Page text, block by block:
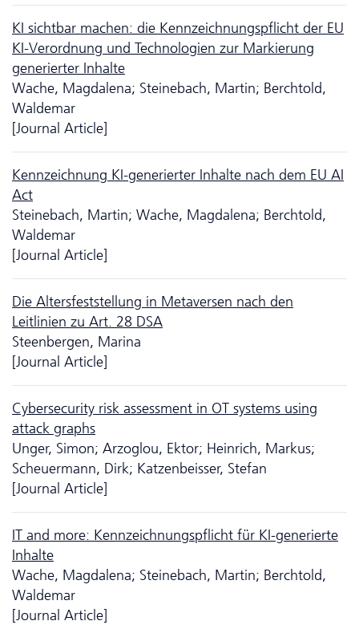
KI sichtbar machen: die Kennzeichnungspflicht der EU
KI-Verordnung und Tech­no­logien zur Markierung
generierter Inhalte
Wache, Magdalena; Steinebach, Martin; Berchtold,
Waldemar
[Journal Article]
Kennzeichnung KI-generierter Inhalte nach dem EU AI
Act
Steinebach, Martin; Wache, Magdalena; Berchtold,
Waldemar
[Journal Article]
Die Altersfeststellung in Metaversen nach den
Leitlinien zu Art. 28 DSA
Steenbergen, Marina
[Journal Article]
Cyber­security risk assessment in OT systems using
attack graphs
Unger, Simon; Arzoglou, Ektor; Heinrich, Markus;
Scheuermann, Dirk; Katzenbeisser, Stefan
[Journal Article]
IT and more: Kennzeichnungspflicht für KI-generierte
Inhalte
Wache, Magdalena; Steinebach, Martin; Berchtold,
Waldemar
[Journal Article]